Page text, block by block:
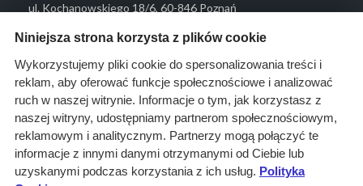
ul. Kochanowskiego 18/6, 60-846 Poznań
Menu
O nas
Rozwiązania
Monitoring
przetargów
Raporty
przetargowe
Niniejsza strona korzysta z plików cookie
Wykorzystujemy pliki cookie do spersonalizowania treści i
reklam, aby oferować funkcje społecznościowe i analizować
ruch w naszej witrynie. Informacje o tym, jak korzystasz z
naszej witryny, udostępniamy partnerom społecznościowym,
reklamowym i analitycznym. Partnerzy mogą połączyć te
informacje z innymi danymi otrzymanymi od Ciebie lub
uzyskanymi podczas korzystania z ich usług. Polityka